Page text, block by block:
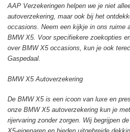
AAP Verzekeringen helpen we je niet
autoverzekering, maar ook bij het
occasions. Neem een kijkje in ons ruime
BMW X5. Voor specifiekere zoekopties
over BMW X5 occasions, kun je ook
Gaspedaal.
BMW X5 Autoverzekering
De BMW X5 is een icoon van luxe en
onze BMW X5 autoverzekering kun je
rijervaring zonder zorgen. Wij begrijpen